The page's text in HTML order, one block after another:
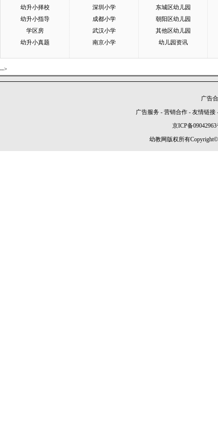
幼升小择校
幼升小指导
学区房
幼升小真题
深圳小学
成都小学
武汉小学
南京小学
东城区幼儿园
朝阳区幼儿园
其他区幼儿园
幼儿园资讯
-->
广告
广告服务 - 营销合作 - 友情链接
京ICP备09042963
幼教网版权所有